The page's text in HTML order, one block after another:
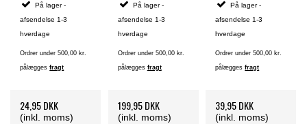
På lager -
afsendelse 1-3
hverdage
Ordrer under 500,00 kr.
pålæggesfragt
24,95 DKK
(inkl. moms)
På lager -
afsendelse 1-3
hverdage
Ordrer under 500,00 kr.
pålægges fragt
199,95 DKK
(inkl. moms)
På lager -
afsendelse 1-3
hverdage
Ordrer under 500,00 kr.
pålæggesfragt
39,95 DKK
(inkl. moms)